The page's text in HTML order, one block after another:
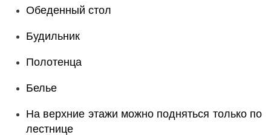
Обеденный стол
Будильник
Полотенца
Белье
На верхние этажи можно подняться только по
лестнице